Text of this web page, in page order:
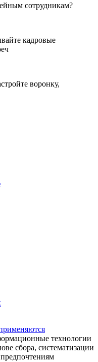
сотрудникам?
кадровые
воронку,
технологии
сбора, систематизации